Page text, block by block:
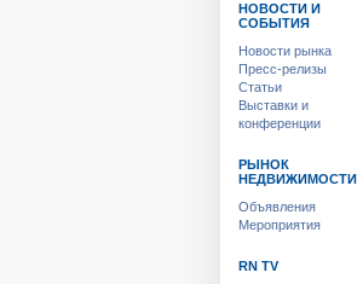
НОВОСТИ И
СОБЫТИЯ
Новости рынка
Пресс-релизы
Статьи
Выставки и
конференции
РЫНОК
НЕДВИЖИМОСТИ
Объявления
Мероприятия
RN TV